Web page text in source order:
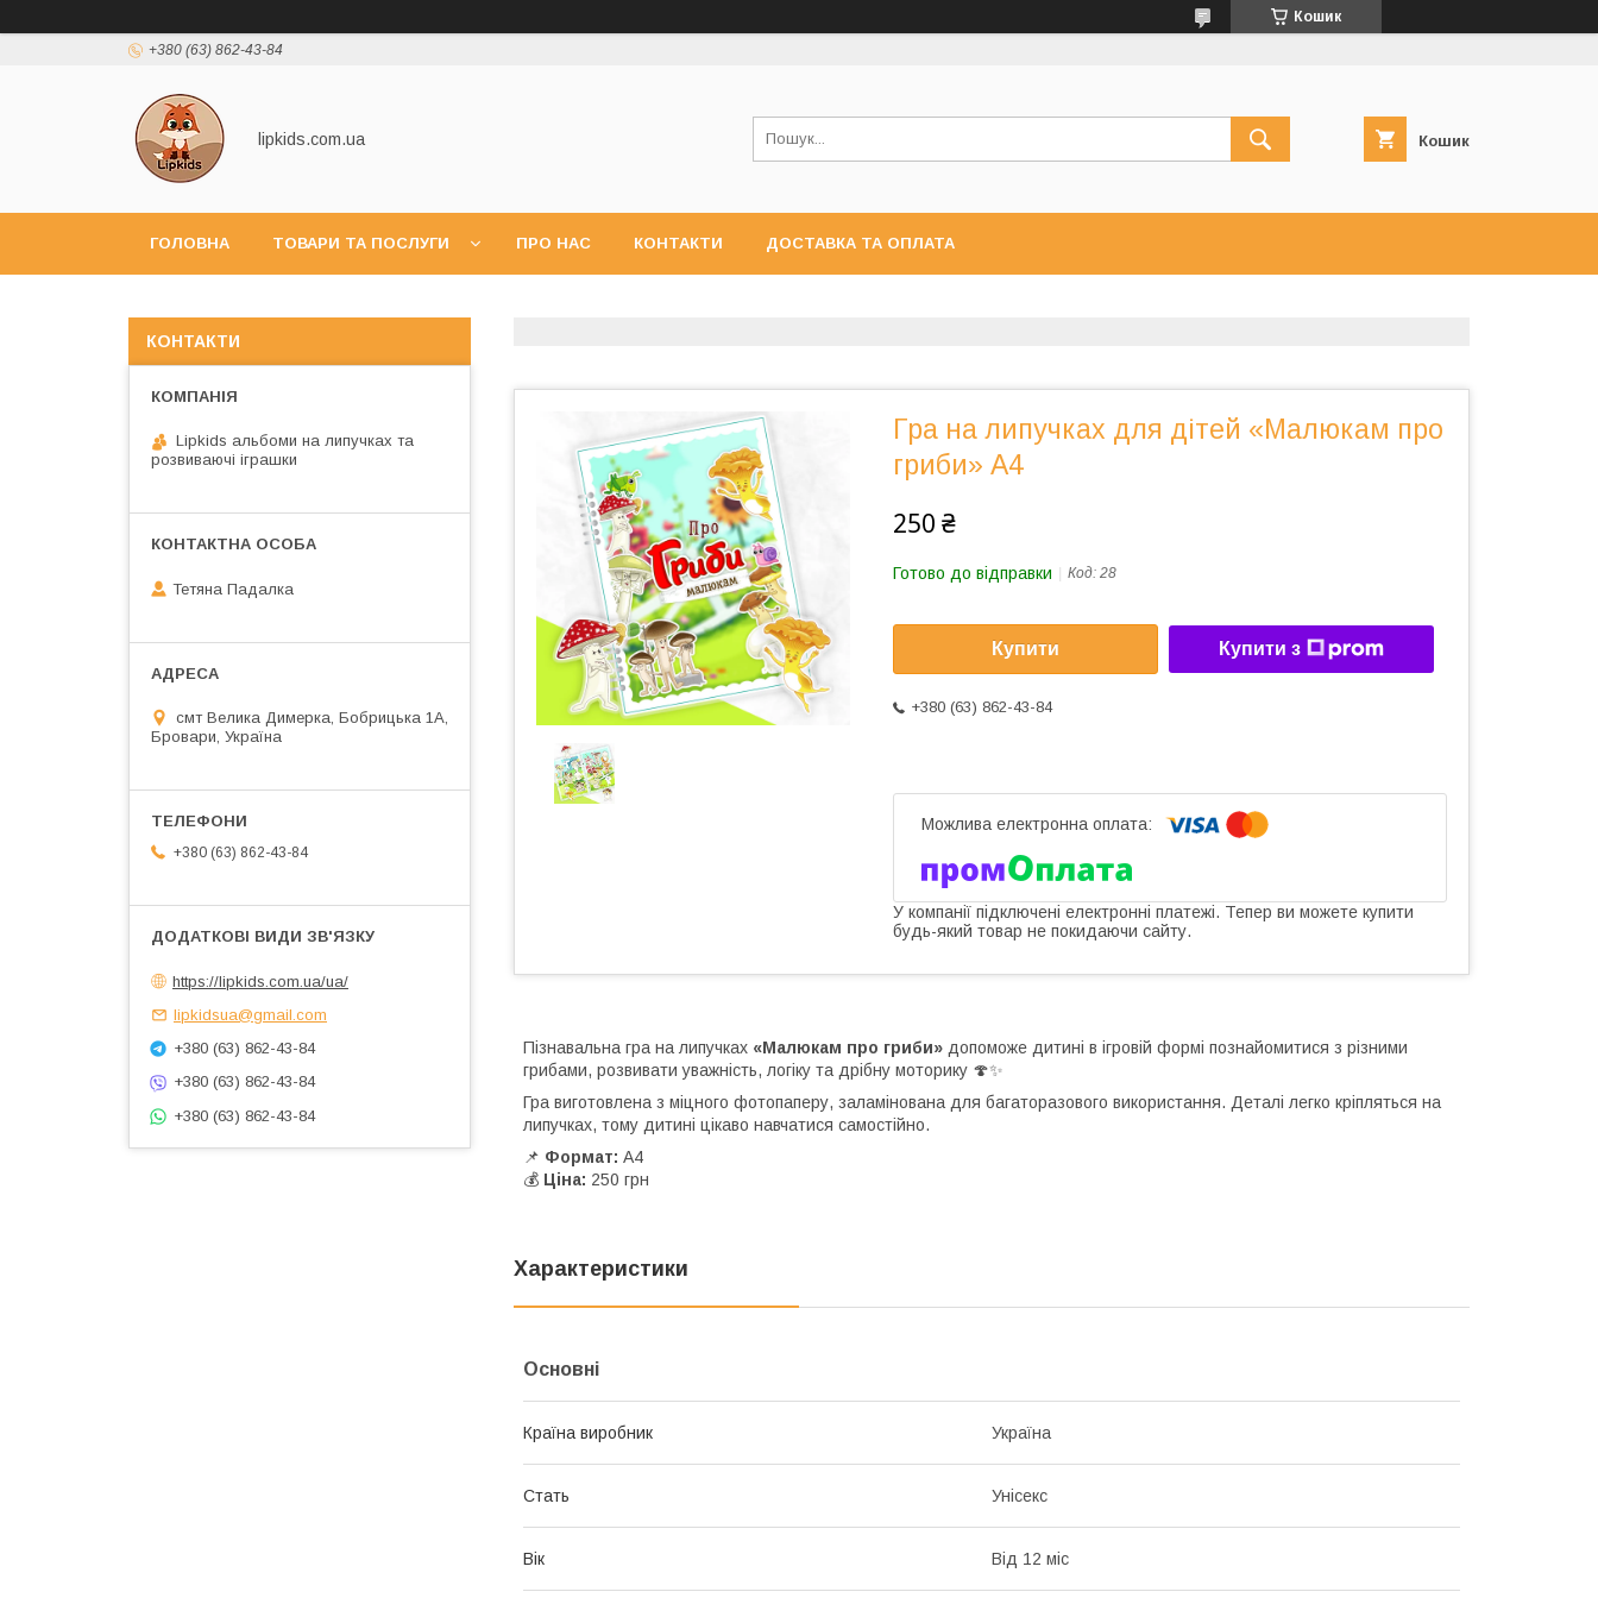
Кошик
+380 (63) 862-43-84
lipkids.com.ua Кошик
ГОЛОВНА ТОВАРИ ТА ПОСЛУГИ ПРО НАС КОНТАКТИ ДОСТАВКА ТА ОПЛАТА
Гра на липучках для дітей «Малюкам про
гриби» А4
250 ₴
Готово до відправки Код: 28
Купити Купити з
+380 (63) 862-43-84
У компанії підключені електронні платежі. Тепер ви можете купити
будь-який товар не покидаючи сайту.
Пізнавальна гра на липучках «Малюкам про гриби» допоможе дитині в ігровій формі познайомитися з різними
грибами, розвивати уважність, логіку та дрібну моторику 🍄✨
Гра виготовлена з міцного фотопаперу, заламінована для багаторазового використання. Деталі легко кріпляться на
липучках, тому дитині цікаво навчатися самостійно.
📌 Формат: А4
💰 Ціна: 250 грн
Характеристики
Основні
Країна виробник Україна
Стать Унісекс
Вік Від 12 міс
КОНТАКТИ
Lipkids альбоми на липучках та
розвиваючі іграшки
Тетяна Падалка
смт Велика Димерка, Бобрицька 1А,
Бровари, Україна
+380 (63) 862-43-84
https://lipkids.com.ua/ua/
lipkidsua@gmail.com
+380 (63) 862-43-84
+380 (63) 862-43-84
+380 (63) 862-43-84